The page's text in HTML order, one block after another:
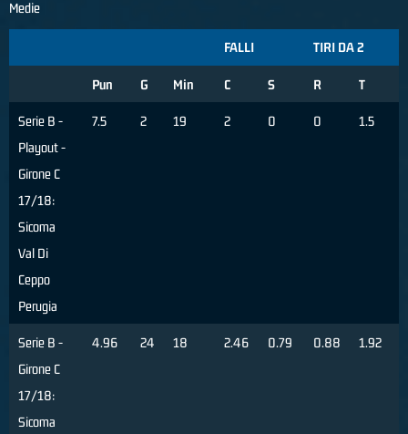
Medie
FALLI TIRI DA 2
Pun G Min C S R T
Serie B -
Playout -
Girone C
17/18:
Sicoma
Val Di
Ceppo
Perugia
7.5 2 19 2 0 0 1.5
Serie B -
Girone C
17/18:
Sicoma
4.96 24 18 2.46 0.79 0.88 1.92